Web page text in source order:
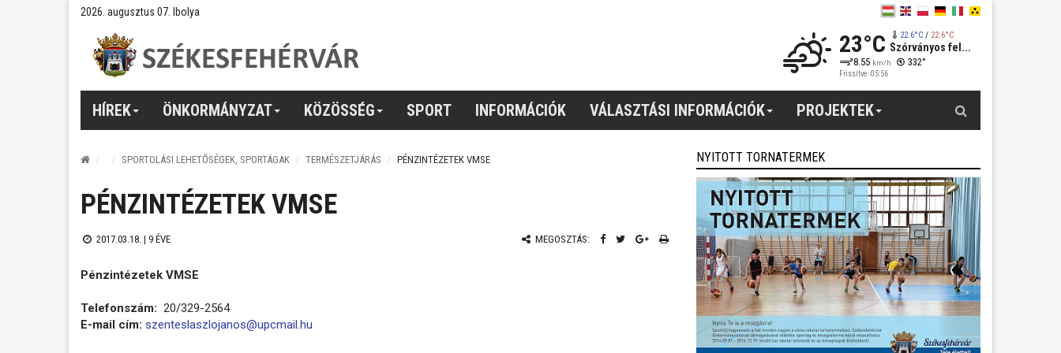
2026. augusztus 07. Ibolya
23°C 22.6°C/ 22.6°C
Szórványos fel...
8.55 km/h 332°
Frissítve: 05:56
HÍREK ÖNKORMÁNYZAT KÖZÖSSÉG SPORT INFORMÁCIÓK VÁLASZTÁSI INFORMÁCIÓK PROJEKTEK
SPORTOLÁSI LEHETŐSÉGEK, SPORTÁGAK TERMÉSZETJÁRÁS PÉNZINTÉZETEK VMSE
PÉNZINTÉZETEK VMSE
2017.03.18. | 9 ÉVE MEGOSZTÁS:
Pénzintézetek VMSE
Telefonszám: 20/329-2564
E-mail cím: szenteslaszlojanos@upcmail.hu
NYITOTT TORNATERMEK